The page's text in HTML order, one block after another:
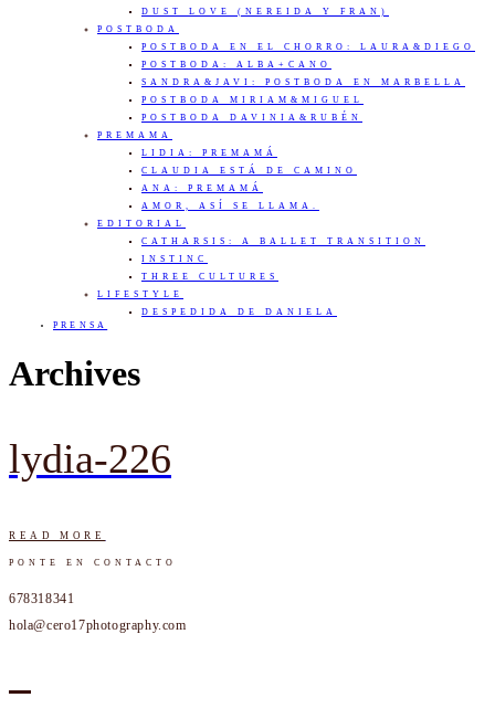
DUST LOVE (NEREIDA Y FRAN)
POSTBODA
POSTBODA EN EL CHORRO: LAURA&DIEGO
POSTBODA: ALBA+CANO
SANDRA&JAVI: POSTBODA EN MARBELLA
POSTBODA MIRIAM&MIGUEL
POSTBODA DAVINIA&RUBÉN
PREMAMA
LIDIA: PREMAMÁ
CLAUDIA ESTÁ DE CAMINO
ANA: PREMAMÁ
AMOR, ASÍ SE LLAMA.
EDITORIAL
CATHARSIS: A BALLET TRANSITION
INSTINC
THREE CULTURES
LIFESTYLE
DESPEDIDA DE DANIELA
PRENSA
Archives
lydia-226
READ MORE
PONTE EN CONTACTO
678318341
hola@cero17photography.com